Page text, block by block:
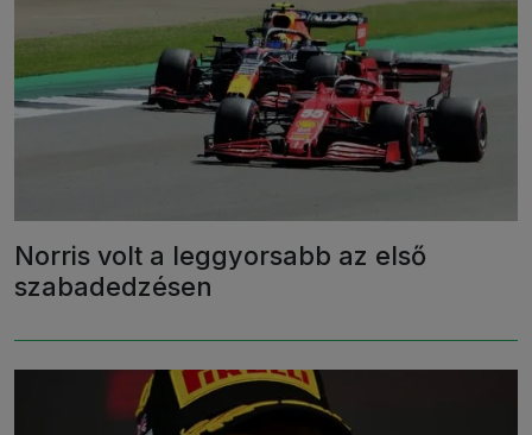
Norris volt a leggyorsabb az első
szabadedzésen